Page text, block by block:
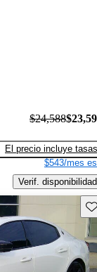
$24,588
El precio incluye tasas
$543/mes
Verif. disponibilidad